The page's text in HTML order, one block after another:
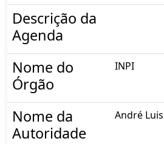
Descrição da
Agenda
Nome do
Órgão
INPI
Nome da
Autoridade
André